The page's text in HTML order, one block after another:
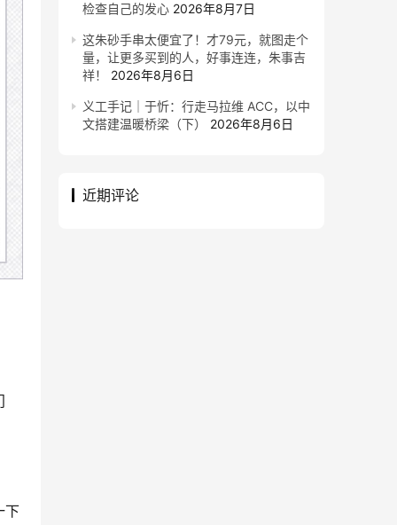
下
检查自己的发心 2026年8月7日
这朱砂手串太便宜了！才79元，就图走个
量，让更多买到的人，好事连连，朱事吉
祥！
2026年8月6日
义工手记｜于忻：行走马拉维 ACC，以中
文搭建温暖桥梁（下）
2026年8月6日
近期评论